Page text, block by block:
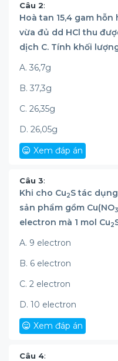
Câu 2:
Hoà tan 15,4 gam
vừa đủ dd HCl thu
dịch C. Tính khối
A. 36,7g
B. 37,3g
C. 26,35g
D. 26,05g
Xem đáp án
Câu 3:
Khi cho Cu2S tác
sản phẩm gồm Cu(NO3
electron mà 1 mol Cu2
A. 9 electron
B. 6 electron
C. 2 electron
D. 10 electron
Xem đáp án
Câu 4: